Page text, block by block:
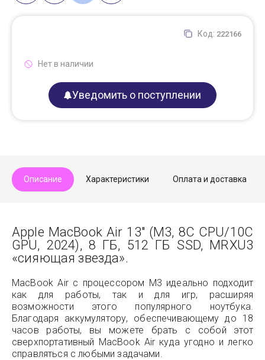
Код: 222166
Нет в наличии
Уведомить о поступлении
Описание Характеристики Оплата и доставка
Apple MacBook Air 13" (M3, 8C CPU/10C
GPU, 2024), 8 ГБ, 512 ГБ SSD, MRXU3
«сияющая звезда».
MacBook Air с процессором M3 идеально подходит
как для работы, так и для игр, расширяя
возможности этого популярного ноутбука.
Благодаря аккумулятору, обеспечивающему до 18
часов работы, вы можете брать с собой этот
сверхпортативный MacBook Air куда угодно и легко
справляться с любыми задачами.